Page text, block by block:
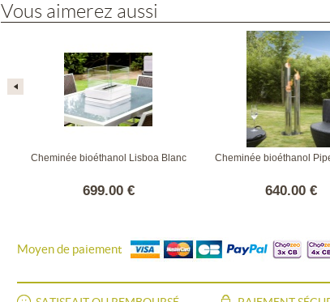
Vous aimerez aussi
Cheminée bioéthanol Lisboa Blanc
699.00 €
Cheminée bioéthanol
640.00 €
Moyen de paiement